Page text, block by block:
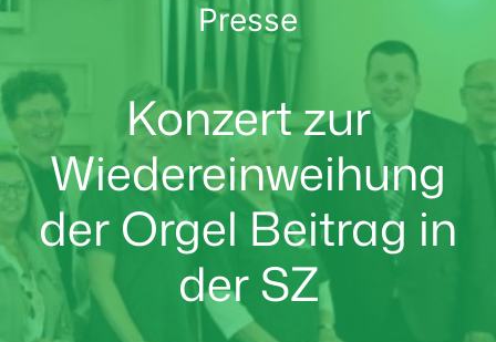
Presse
Konzert zur
Wiedereinweihung
der Orgel Beitrag in
der SZ